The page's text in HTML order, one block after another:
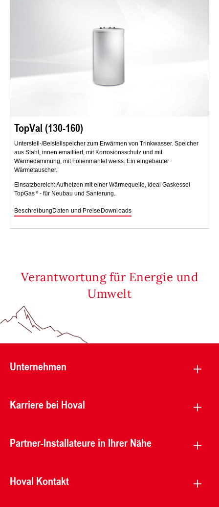
TopVal (130-160)
Unterstell-/Beistellspeicher zum Erwärmen von Trinkwasser. Speicher
aus Stahl, innen emailliert, mit Korrosionsschutz und mit
Wärmedämmung, mit Folienmantel weiss. Ein eingebauter
Wärmetauscher.
Einsatzbereich: Aufheizen mit einer Wärmequelle, ideal Gaskessel
TopGas
- für Neubau und Sanierung.
BeschreibungDaten und Preise Downloads
Verantwortung für Energie und
Umwelt
Unternehmen
Karriere bei Hoval
Partner-Installateure in Ihrer Nähe
Hoval Kontakt